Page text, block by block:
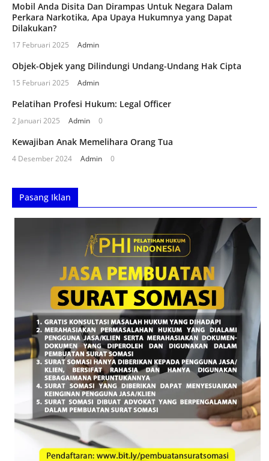
Mobil Anda Disita Dan Dirampas Untuk Negara Dalam
Perkara Narkotika, Apa Upaya Hukumnya yang Dapat
Dilakukan?
17 Februari 2025 Admin
Objek-Objek yang Dilindungi Undang-Undang Hak Cipta
15 Februari 2025 Admin
Pelatihan Profesi Hukum: Legal Officer
2 Januari 2025 Admin 0
Kewajiban Anak Memelihara Orang Tua
4 Desember 2024 Admin 0
Pasang Iklan